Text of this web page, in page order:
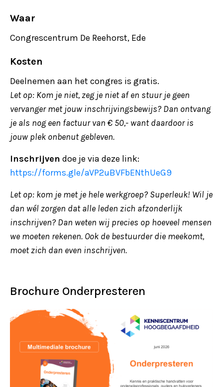
Waar
Congrescentrum De Reehorst, Ede
Kosten
Deelnemen aan het congres is gratis.
Let op: Kom je niet, zeg je niet af en stuur je geen
vervanger met jouw inschrijvingsbewijs? Dan ontvang
je als nog een factuur van € 50,- want daardoor is
jouw plek onbenut gebleven.
Inschrijven doe je via deze link:
https://forms.gle/aVP2uBVFbENthUeG9
Let op: kom je met je hele werkgroep? Superleuk! Wil je
dan wél zorgen dat alle leden zich afzonderlijk
inschrijven? Dan weten wij precies op hoeveel mensen
we moeten rekenen. Ook de bestuurder die meekomt,
moet zich dan even inschrijven.
Brochure Onderpresteren